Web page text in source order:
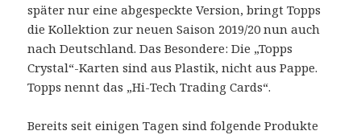
später nur eine abgespeckte Version, bringt Topps
die Kollektion zur neuen Saison 2019/20 nun auch
nach Deutschland. Das Besondere: Die „Topps
Crystal“-Karten sind aus Plastik, nicht aus Pappe.
Topps nennt das „Hi-Tech Trading Cards“.
Bereits seit einigen Tagen sind folgende Produkte